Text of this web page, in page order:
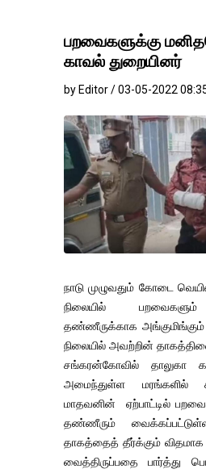
பறவைகளுக்கு
காவல் துறையினர்
by Editor / 03-05-2022
நாடு முழுவதும் கோடை
நிலையில் பறவைகளும்
தண்ணீருக்காக அங்குமிங்கும்
நிலையில் அவற்றின்
சங்கரன்கோவில் தாலுகா
அமைந்துள்ள மரங்களில்
மாதவனின் ஏற்பாட்டில்
தண்ணீரும்
தாகத்தைத் தீர்க்கும்
வைத்திருப்பதை பார்த்து